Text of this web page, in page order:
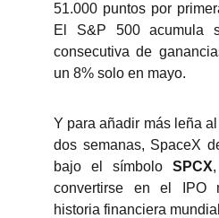
51.000 puntos por
El S&P 500 acumula
consecutiva de
un 8% solo en mayo.
Y para añadir más leña
dos semanas, SpaceX
bajo el símbolo SPCX
convertirse en el IPO
historia financiera